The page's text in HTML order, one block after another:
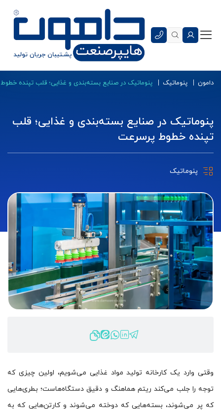
دامون پنوماتیک پنوماتیک در صنایع بسته‌بندی و غذایی؛ قلب تپنده
پنوماتیک در صنایع بسته‌بندی و غذایی؛ قلب
تپنده خطوط پرسرعت
پنوماتیک
وقتی وارد یک کارخانه تولید مواد غذایی می‌شویم، اولین چیزی که
توجه را جلب می‌کند ریتم هماهنگ و دقیق دستگاه‌هاست؛ بطری‌هایی
که پر می‌شوند، بسته‌هایی که دوخته می‌شوند و کارتن‌هایی که به